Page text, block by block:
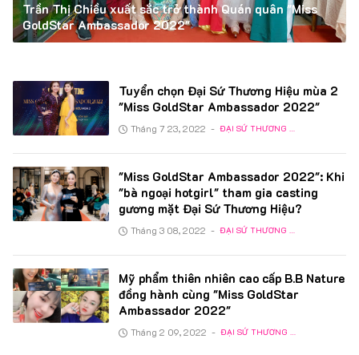
Trần Thị Chiều xuất sắc trở thành Quán quân "Miss
GoldStar Ambassador 2022"
Tuyển chọn Đại Sứ Thương Hiệu mùa 2
"Miss GoldStar Ambassador 2022"
Tháng 7 23, 2022 - ĐẠI SỨ THƯƠNG HIỆU
"Miss GoldStar Ambassador 2022": Khi
"bà ngoại hotgirl" tham gia casting
gương mặt Đại Sứ Thương Hiệu?
Tháng 3 08, 2022 - ĐẠI SỨ THƯƠNG HIỆU
Mỹ phẩm thiên nhiên cao cấp B.B Nature
đồng hành cùng "Miss GoldStar
Ambassador 2022"
Tháng 2 09, 2022 - ĐẠI SỨ THƯƠNG HIỆU